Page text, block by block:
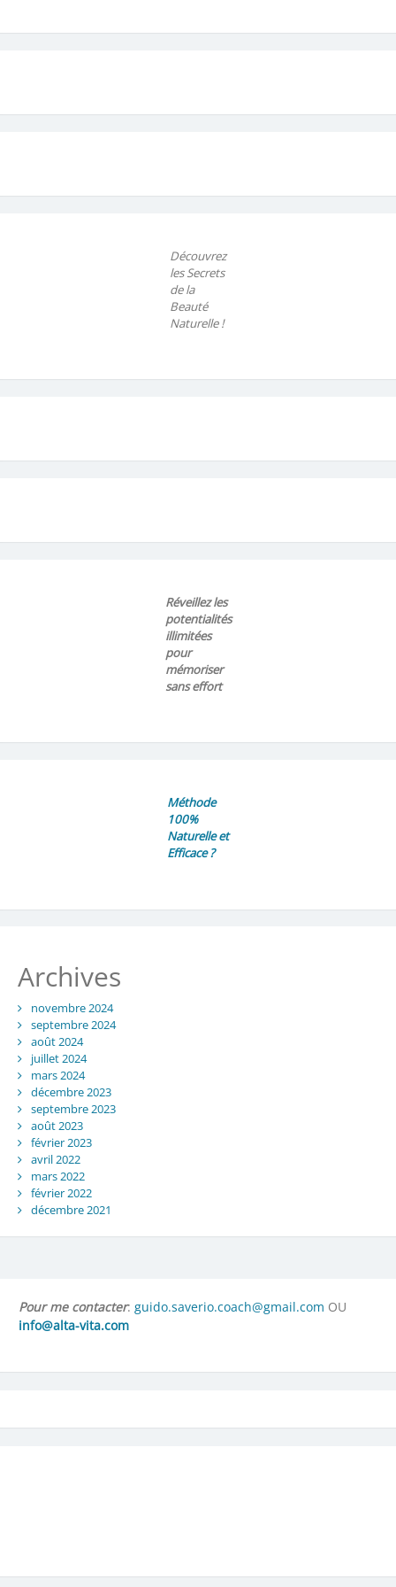
Découvrez
les Secrets
de la
Beauté
Naturelle !
Réveillez les
potentialités
illimitées
pour
mémoriser
sans effort
Méthode
100%
Naturelle et
Efficace ?
Archives
novembre 2024
septembre 2024
août 2024
juillet 2024
mars 2024
décembre 2023
septembre 2023
août 2023
février 2023
avril 2022
mars 2022
février 2022
décembre 2021
Pour me contacter: guido.saverio.coach@gmail.com OU
info@alta-vita.com